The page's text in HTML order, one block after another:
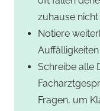
zuhause
Notiere
Schreibe alle
Fragen, um